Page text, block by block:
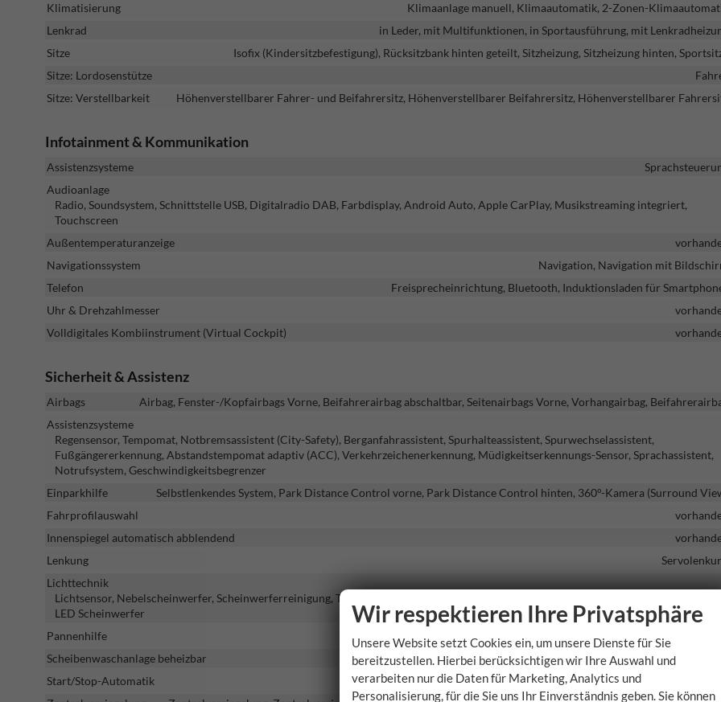
Klimatisierung
Klimaanlage manuell, Klimaautomatik, 2-Zonen-
Lenkrad
in Leder, mit Multifunktionen, in Sportausführung, mit
Sitze
Isofix (Kindersitzbefestigung), Rücksitzbank hinten geteilt, Sitzheizung, Sitzheizung hinten,
Sitze: Lordosenstütze
Sitze: Verstellbarkeit
Höhenverstellbarer Fahrer- und Beifahrersitz, Höhenverstellbarer Beifahrersitz, Höhenverstellbarer
Infotainment & Kommunikation
Assistenzsysteme
Audioanlage
Radio, Soundsystem, Schnittstelle USB, Digitalradio DAB, Farbdisplay, Android Auto, Apple CarPlay, Musikstreaming integriert,
Touchscreen
Außentemperaturanzeige
Navigationssystem
Navigation, Navigation mit
Telefon
Freisprecheinrichtung, Bluetooth, Induktionsladen für
Uhr & Drehzahlmesser
Volldigitales Kombiinstrument (Virtual Cockpit)
Sicherheit & Assistenz
Airbags
Airbag, Fenster-/Kopfairbags Vorne, Beifahrerairbag abschaltbar, Seitenairbags Vorne, Vorhangairbag,
Assistenzsysteme
Regensensor, Tempomat, Notbremsassistent (City-Safety), Berganfahrassistent, Spurhalteassistent, Spurwechselassistent,
Fußgängererkennung, Abstandstempomat adaptiv (ACC), Verkehrzeichenerkennung, Müdigkeitserkennungs-Sensor, Sprachassistent,
Notrufsystem, Geschwindigkeitsbegrenzer
Einparkhilfe
Selbstlenkendes System, Park Distance Control vorne, Park Distance Control hinten, 360°-Kamera (Surround
Fahrprofilauswahl
Innenspiegel automatisch abblendend
Lenkung
Lichttechnik
Lichtsensor, Nebelscheinwerfer, Scheinwerferreinigung, Tagfahrlicht, LED-Rückleuchten, LED-Tagfahrlicht, Blendfreies Fernlicht, Voll-
LED Scheinwerfer
Pannenhilfe
Scheibenwaschanlage beheizbar
Start/Stop-Automatik
Wir respektieren Ihre Privatsphäre
Unsere Website setzt Cookies ein, um unsere Dienste für Sie
bereitzustellen. Hierbei berücksichtigen wir Ihre Auswahl und
verarbeiten nur die Daten für Marketing, Analytics und
Personalisierung, für die Sie uns Ihr Einverständnis geben. Sie können